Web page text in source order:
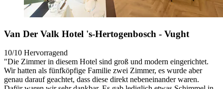
Van Der Valk Hotel 's-Hertogenbosch - Vught
10/10 Hervorragend
"Die Zimmer in diesem Hotel sind groß und modern eingerichtet.
Wir hatten als fünfköpfige Familie zwei Zimmer, es wurde aber
genau darauf geachtet, dass diese direkt nebeneinander waren.